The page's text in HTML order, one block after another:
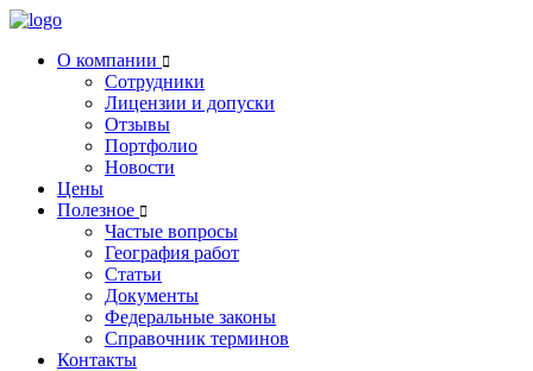
О компании
Сотрудники
Лицензии и допуски
Отзывы
Портфолио
Новости
Цены
Полезное
Частые вопросы
География работ
Статьи
Документы
Федеральные законы
Справочник терминов
Контакты